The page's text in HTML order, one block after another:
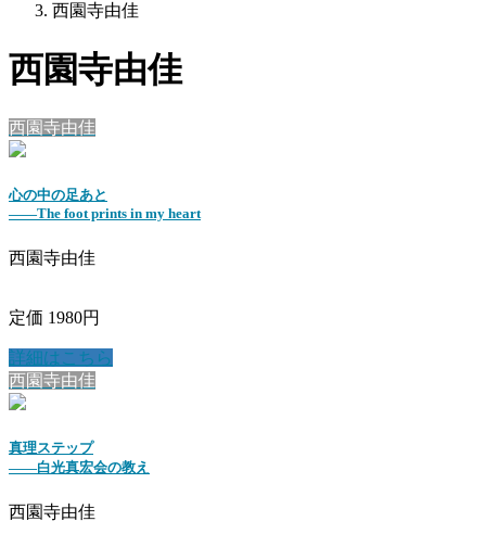
西園寺由佳
西園寺由佳
西園寺由佳
心の中の足あと
――The foot prints in my heart
西園寺由佳
定価 1980円
詳細はこちら
西園寺由佳
真理ステップ
――白光真宏会の教え
西園寺由佳